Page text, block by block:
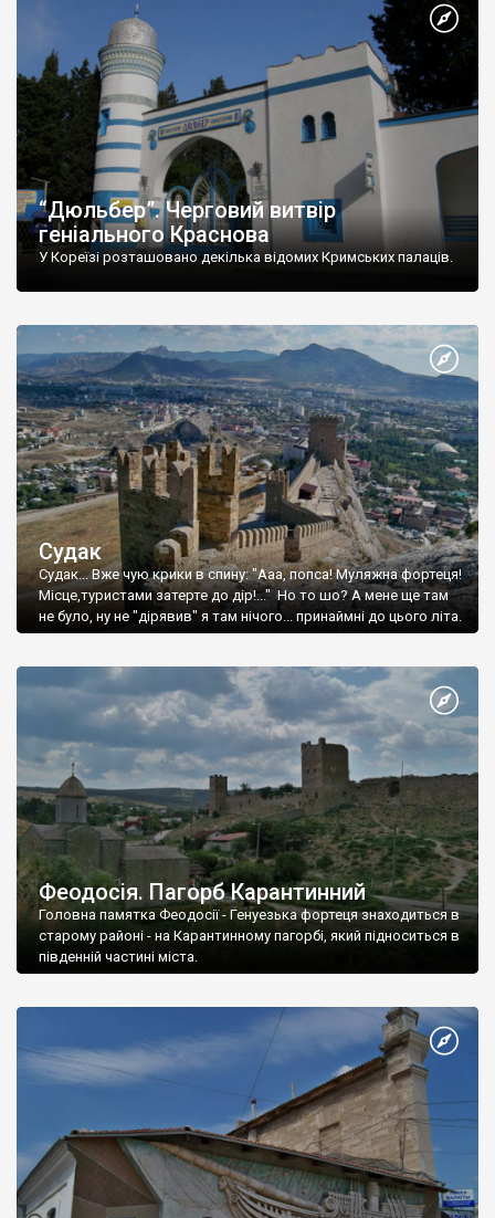
“Дюльбер”. Черговий витвір
геніального Краснова
У Кореїзі розташовано декілька відомих Кримських палаців.
Судак
Судак... Вже чую крики в спину: "Ааа, попса! Муляжна фортеця!
Місце,туристами затерте до дір!..." Но то шо? А мене ще там
не було, ну не "дірявив" я там нічого... принаймні до цього літа.
Феодосія. Пагорб Карантинний
Головна памятка Феодосії - Генуезька фортеця знаходиться в
старому районі - на Карантинному пагорбі, який підноситься в
південній частині міста.